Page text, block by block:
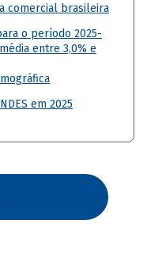
comercial brasileira
o período 2025-
entre 3,0% e
em 2025